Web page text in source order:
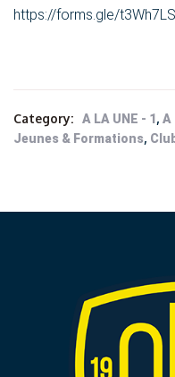
https://forms.gle/
Category: A LA UNE - 1, A
Jeunes & Formations,